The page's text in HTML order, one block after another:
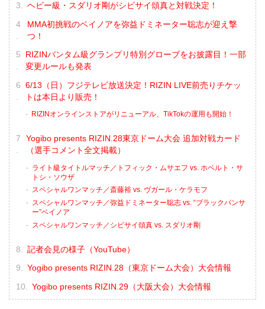
ヘビー級・スダリオ剛がシビサイ頌真と対戦決定！
MMA初挑戦のベイノアを弥益ドミネーター聡志が迎え撃
つ！
RIZINバンタム級グランプリ特別グローブをお披露目！一部
変更ルールも発表
6/13（日）フジテレビ放送決定！RIZIN LIVE前売りチケッ
トは本日より販売！
RIZINオンラインストアがリニューアル、TikTokの運用も開始！
Yogibo presents RIZIN.28東京ドーム大会 追加対戦カード
（選手コメント全文掲載）
ライト級タイトルマッチ／トフィック・ムサエフ vs. ホベルト・サ
トシ・ソウザ
スペシャルワンマッチ／斎藤裕 vs. ヴガール・ケラモフ
スペシャルワンマッチ／弥益ドミネーター聡志 vs. “ブラックパンサ
ー”ベイノア
スペシャルワンマッチ／シビサイ頌真 vs. スダリオ剛
記者会見の様子（YouTube）
Yogibo presents RIZIN.28（東京ドーム大会）大会情報
Yogibo presents RIZIN.29（大阪大会）大会情報